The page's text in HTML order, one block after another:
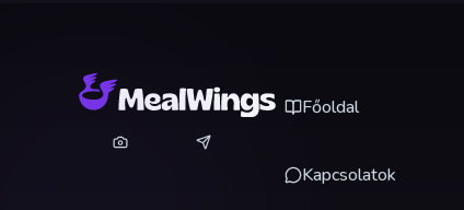
Főoldal
Kapcsolatok